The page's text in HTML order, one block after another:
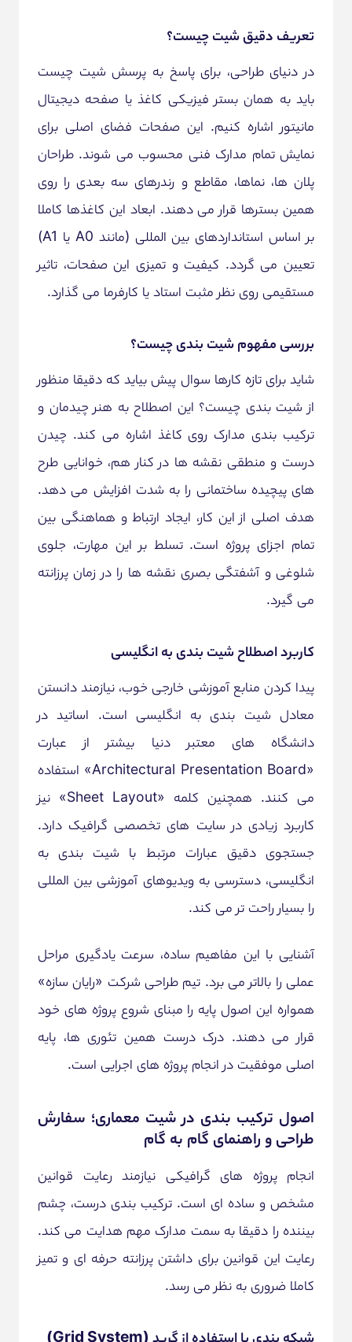
تعریف دقیق شیت چیست؟
در دنیای طراحی، برای پاسخ به پرسش شیت چیست
باید به همان بستر فیزیکی کاغذ یا صفحه دیجیتال
مانیتور اشاره کنیم. این صفحات فضای اصلی برای
نمایش تمام مدارک فنی محسوب می شوند. طراحان
پلان ها، نماها، مقاطع و رندرهای سه بعدی را روی
همین بسترها قرار می دهند. ابعاد این کاغذها کاملا
بر اساس استانداردهای بین المللی (مانند A0 یا A1)
تعیین می گردد. کیفیت و تمیزی این صفحات، تاثیر
مستقیمی روی نظر مثبت استاد یا کارفرما می گذارد.
بررسی مفهوم شیت بندی چیست؟
شاید برای تازه کارها سوال پیش بیاید که دقیقا منظور
از شیت بندی چیست؟ این اصطلاح به هنر چیدمان و
ترکیب بندی مدارک روی کاغذ اشاره می کند. چیدن
درست و منطقی نقشه ها در کنار هم، خوانایی طرح
های پیچیده ساختمانی را به شدت افزایش می دهد.
هدف اصلی از این کار، ایجاد ارتباط و هماهنگی بین
تمام اجزای پروژه است. تسلط بر این مهارت، جلوی
شلوغی و آشفتگی بصری نقشه ها را در زمان پرزانته
می گیرد.
کاربرد اصطلاح شیت بندی به انگلیسی
پیدا کردن منابع آموزشی خارجی خوب، نیازمند دانستن
معادل شیت بندی به انگلیسی است. اساتید در
دانشگاه های معتبر دنیا بیشتر از عبارت
«Architectural Presentation Board» استفاده
می کنند. همچنین کلمه «Sheet Layout» نیز
کاربرد زیادی در سایت های تخصصی گرافیک دارد.
جستجوی دقیق عبارات مرتبط با شیت بندی به
انگلیسی، دسترسی به ویدیوهای آموزشی بین المللی
را بسیار راحت تر می کند.
آشنایی با این مفاهیم ساده، سرعت یادگیری مراحل
عملی را بالاتر می برد. تیم طراحی شرکت «رایان سازه»
همواره این اصول پایه را مبنای شروع پروژه های خود
قرار می دهند. درک درست همین تئوری ها، پایه
اصلی موفقیت در انجام پروژه های اجرایی است.
اصول ترکیب بندی در شیت معماری؛ سفارش
طراحی و راهنمای گام به گام
انجام پروژه های گرافیکی نیازمند رعایت قوانین
مشخص و ساده ای است. ترکیب بندی درست، چشم
بیننده را دقیقا به سمت مدارک مهم هدایت می کند.
رعایت این قوانین برای داشتن پرزانته حرفه ای و تمیز
کاملا ضروری به نظر می رسد.
شبکه بندی یا استفاده از گرید (Grid System)